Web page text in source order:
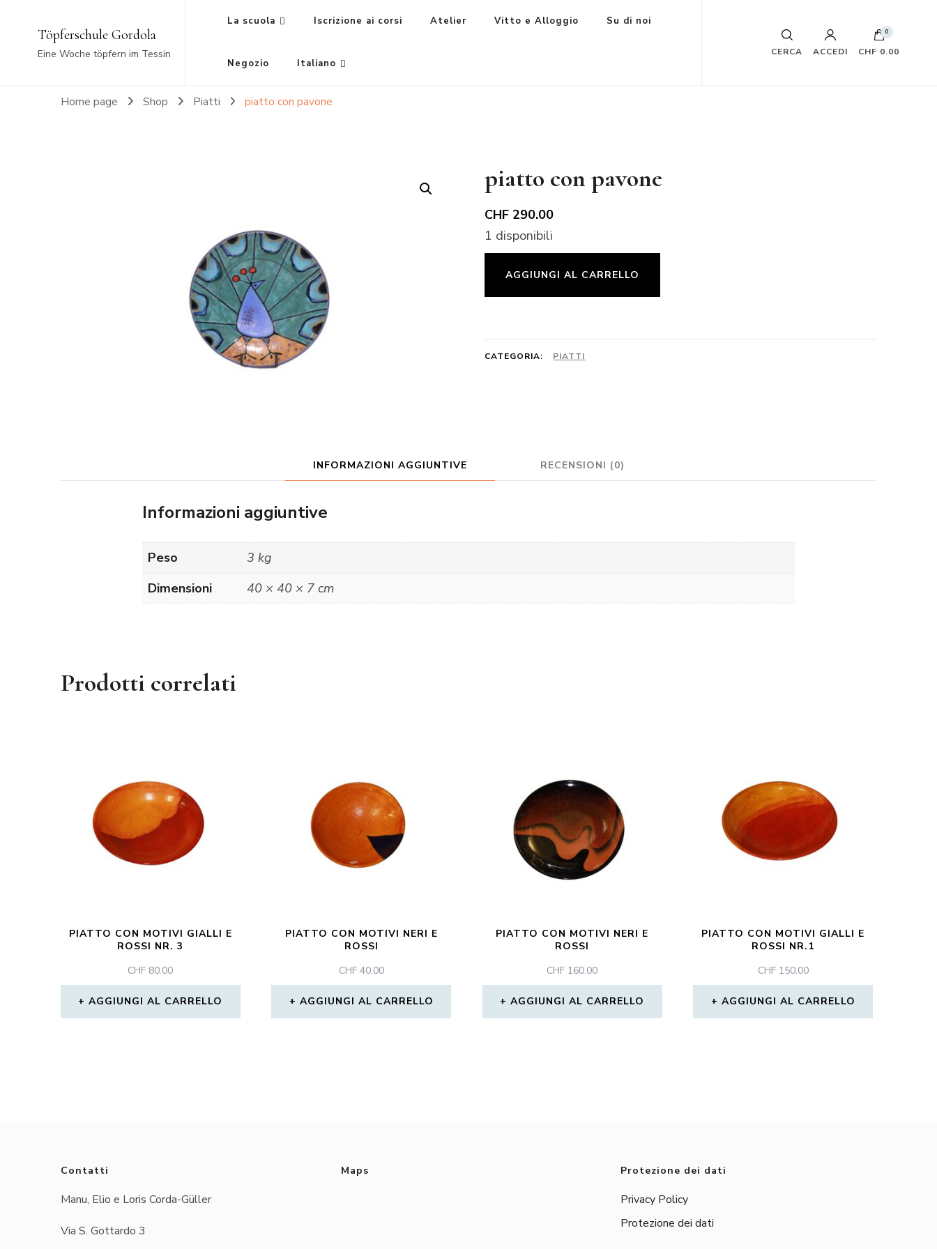
Töpferschule Gordola
Eine Woche töpfern im Tessin
La scuola Iscrizione ai corsi Atelier Vitto e Alloggio Su di noi
Negozio Italiano
CERCA ACCEDI
0
CHF 0.00
Home page Shop Piatti piatto con pavone
piatto con pavone
CHF 290.00
1 disponibili
AGGIUNGI AL CARRELLO
CATEGORIA: PIATTI
INFORMAZIONI AGGIUNTIVE RECENSIONI (0)
Informazioni aggiuntive
Peso
3 kg
Dimensioni
40 × 40 × 7 cm
Prodotti correlati
PIATTO CON MOTIVI GIALLI E
ROSSI NR. 3
CHF 80.00
AGGIUNGI AL CARRELLO
PIATTO CON MOTIVI NERI E
ROSSI
CHF40.00
AGGIUNGI AL CARRELLO
PIATTO CON MOTIVI NERI E
ROSSI
CHF 160.00
AGGIUNGI AL CARRELLO
PIATTO CON MOTIVI GIALLI E
ROSSI NR.1
CHF150.00
AGGIUNGI AL CARRELLO
Contatti
Manu, Elio e Loris Corda-Güller
Via S. Gottardo 3
Maps Protezione dei dati
Privacy Policy
Protezione dei dati